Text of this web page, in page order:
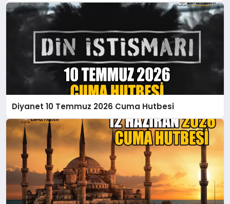
Diyanet 10 Temmuz 2026 Cuma Hutbesi